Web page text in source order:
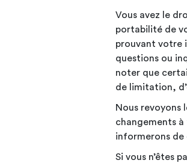
Vous avez le
portabilité de
prouvant votre
questions ou
noter que
de limitation,
Nous revoyons
changements
informerons de
Si vous n’êtes